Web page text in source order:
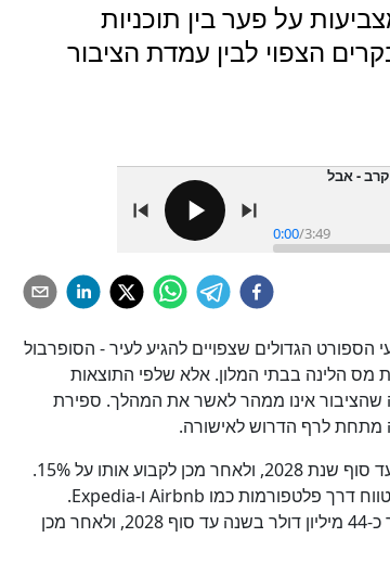
על פער בין תוכניות
הצפוי לבין עמדת הציבור
- אבל
0:00/3:49
הספורט הגדולים שצפויים להגיע לעיר - הסופרבול
של 2028 - באמצעות העלאת מס הלינה בבתי המלון. אלא שלפי התוצאות
שהציבור אינו ממהר לאשר את המהלך. ספירת
הצעה TT ביקשה להעלות את מס הלינה בעיר מ-14% ל-16% עד סוף שנת 2028, ולאחר מכן לקבוע אותו על 15%.
בנוסף, ההצעה הייתה מרחיבה את המס גם להשכרות קצרות טווח דרך פלטפורמות כמו Airbnb ו-Expedia.
בעירייה העריכו כי אישור ההצעה היה עשוי להכניס לקופת העיר כ-44 מיליון דולר בשנה עד סוף 2028, ולאחר מכן